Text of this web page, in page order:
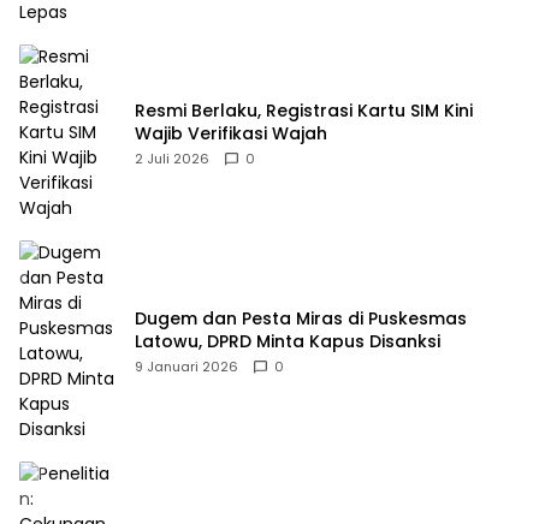
Resmi Berlaku, Registrasi Kartu SIM Kini
Wajib Verifikasi Wajah
2 Juli 2026 0
Dugem dan Pesta Miras di Puskesmas
Latowu, DPRD Minta Kapus Disanksi
9 Januari 2026 0